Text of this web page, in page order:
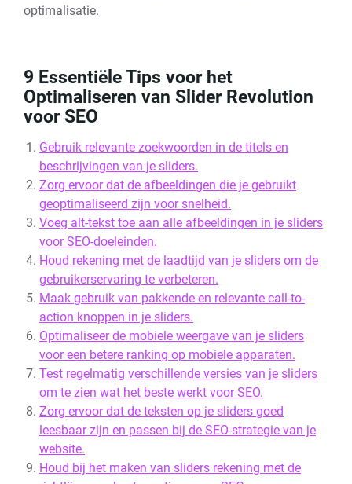
optimalisatie.
9 Essentiële Tips voor het
Optimaliseren van Slider Revolution
voor SEO
Gebruik relevante zoekwoorden in de titels en
beschrijvingen van je sliders.
Zorg ervoor dat de afbeeldingen die je gebruikt
geoptimaliseerd zijn voor snelheid.
Voeg alt-tekst toe aan alle afbeeldingen in je sliders
voor SEO-doeleinden.
Houd rekening met de laadtijd van je sliders om de
gebruikerservaring te verbeteren.
Maak gebruik van pakkende en relevante call-to-
action knoppen in je sliders.
Optimaliseer de mobiele weergave van je sliders
voor een betere ranking op mobiele apparaten.
Test regelmatig verschillende versies van je sliders
om te zien wat het beste werkt voor SEO.
Zorg ervoor dat de teksten op je sliders goed
leesbaar zijn en passen bij de SEO-strategie van je
website.
Houd bij het maken van sliders rekening met de